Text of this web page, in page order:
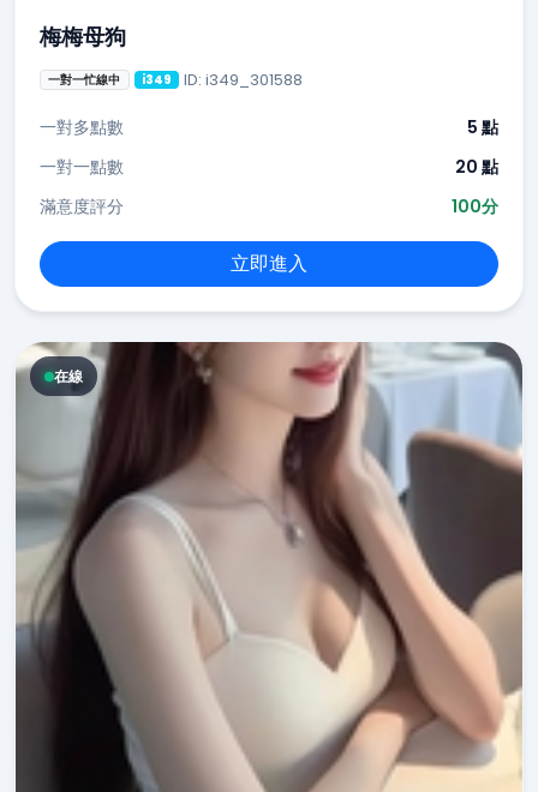
梅梅母狗
一對一忙線中 i349 ID: i349_301588
一對多點數
5 點
一對一點數
20 點
滿意度評分
100分
立即進入
在線